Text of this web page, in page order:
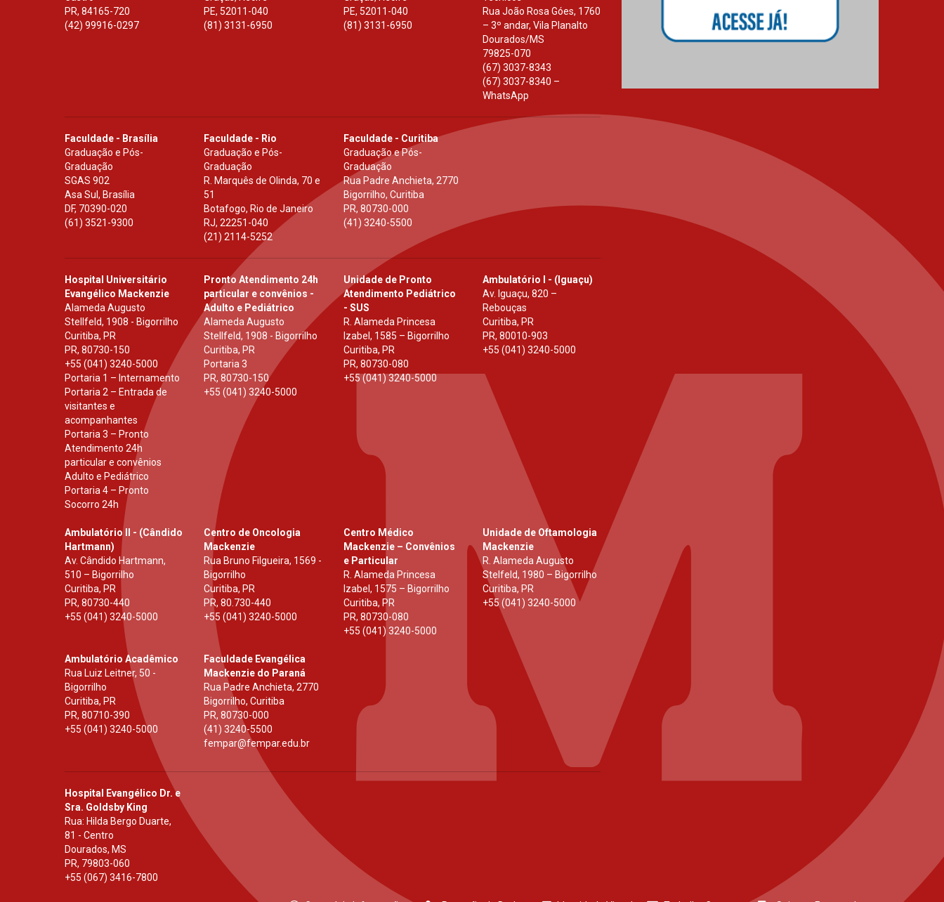
PR, 84165-720
(42) 99916-0297
PE, 52011-040
(81) 3131-6950
PE, 52011-040
(81) 3131-6950
Rua João Rosa Góes, 1760
– 3º andar, Vila Planalto
Dourados/MS
79825-070
(67) 3037-8343
(67) 3037-8340 –
WhatsApp
Faculdade - Brasília
Graduação e Pós-
Graduação
SGAS 902
Asa Sul, Brasília
DF, 70390-020
(61) 3521-9300
Faculdade - Rio
Graduação e Pós-
Graduação
R. Marquês de Olinda, 70 e
51
Botafogo, Rio de Janeiro
RJ,22251-040
(21) 2114-5252
Faculdade - Curitiba
Graduação e Pós-
Graduação
Rua Padre Anchieta, 2770
Bigorrilho, Curitiba
PR, 80730-000
(41) 3240-5500
Hospital Universitário
Evangélico Mackenzie
Alameda Augusto
Stellfeld, 1908 - Bigorrilho
Curitiba, PR
PR, 80730-150
+55 (041) 3240-5000
Portaria 1 – Internamento
Portaria 2 – Entrada de
visitantes e
acompanhantes
Portaria 3 – Pronto
Atendimento 24h
particular e convênios
Adulto e Pediátrico
Portaria 4 – Pronto
Socorro 24h
Pronto Atendimento 24h
particular e convênios -
Adulto e Pediátrico
Alameda Augusto
Stellfeld, 1908 - Bigorrilho
Curitiba, PR
Portaria 3
PR,80730-150
+55 (041) 3240-5000
Unidade de Pronto
Atendimento Pediátrico
- SUS
R. Alameda Princesa
Izabel, 1585 – Bigorrilho
Curitiba, PR
PR, 80730-080
+55 (041) 3240-5000
Ambulatório I - (Iguaçu)
Av. Iguaçu, 820 –
Rebouças
Curitiba, PR
PR, 80010-903
+55 (041) 3240-5000
Ambulatório II - (Cândido
Hartmann)
Av. Cândido Hartmann,
510 – Bigorrilho
Curitiba, PR
PR, 80730-440
+55 (041) 3240-5000
Centro de Oncologia
Mackenzie
Rua Bruno Filgueira, 1569 -
Bigorrilho
Curitiba, PR
PR,80.730-440
+55 (041) 3240-5000
Centro Médico
Mackenzie – Convênios
e Particular
R. Alameda Princesa
Izabel, 1575 – Bigorrilho
Curitiba, PR
PR, 80730-080
+55 (041) 3240-5000
Unidade de Oftamologia
Mackenzie
R. Alameda Augusto
Stelfeld, 1980 – Bigorrilho
Curitiba, PR
+55 (041) 3240-5000
Ambulatório Acadêmico
Rua Luiz Leitner, 50 -
Bigorrilho
Curitiba, PR
PR, 80710-390
+55 (041) 3240-5000
Faculdade Evangélica
Mackenzie do Paraná
Rua Padre Anchieta, 2770
Bigorrilho, Curitiba
PR,80730-000
(41) 3240-5500
fempar@fempar.edu.br
Hospital Evangélico Dr. e
Sra. Goldsby King
Rua: Hilda Bergo Duarte,
81 - Centro
Dourados, MS
PR, 79803-060
+55 (067) 3416-7800